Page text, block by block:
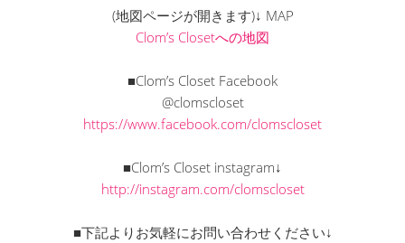
(地図ページが開きます)↓ MAP
Clom’s Closetへの地図
■Clom’s Closet Facebook
@clomscloset
https://www.facebook.com/clomscloset
■Clom’s Closet instagram↓
http://instagram.com/clomscloset
■下記よりお気軽にお問い合わせください↓